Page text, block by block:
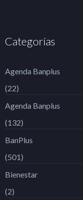
Categorías
Agenda Banplus
(22)
Agenda Banplus
(132)
BanPlus
(501)
Bienestar
(2)